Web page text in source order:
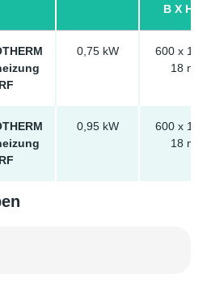
B X H X
0,75 kW
600 x
18 mm
0,95 kW
600 x
18 mm